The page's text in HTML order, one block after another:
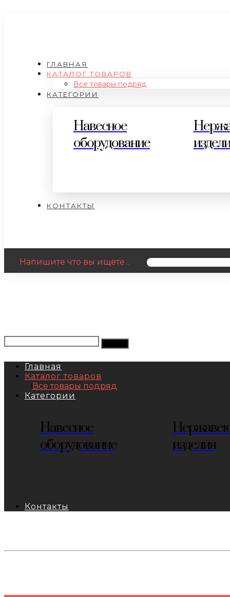
ГЛАВНАЯ
КАТАЛОГ ТОВАРОВ
Все товары подряд
КАТЕГОРИИ
Навесное
оборудование
КОНТАКТЫ
Напишите что вы ищете...
Главная
Каталог товаров
Все товары подряд
Категории
Навесное
оборудование
изделия
Контакты